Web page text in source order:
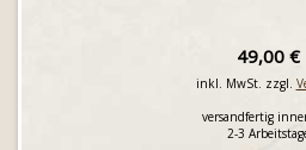
49,00 €
inkl. MwSt. zzgl.
versandfertig
2-3